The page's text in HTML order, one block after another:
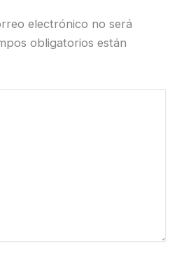
electrónico no será
obligatorios están